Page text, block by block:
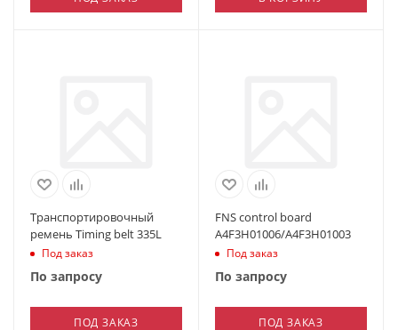
Транспортировочный
ремень Timing belt 335L
Под заказ
По запросу
ПОД ЗАКАЗ
FNS control board
A4F3H01006/A4F3H01003
Под заказ
По запросу
ПОД ЗАКАЗ